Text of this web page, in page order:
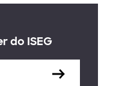
do ISEG